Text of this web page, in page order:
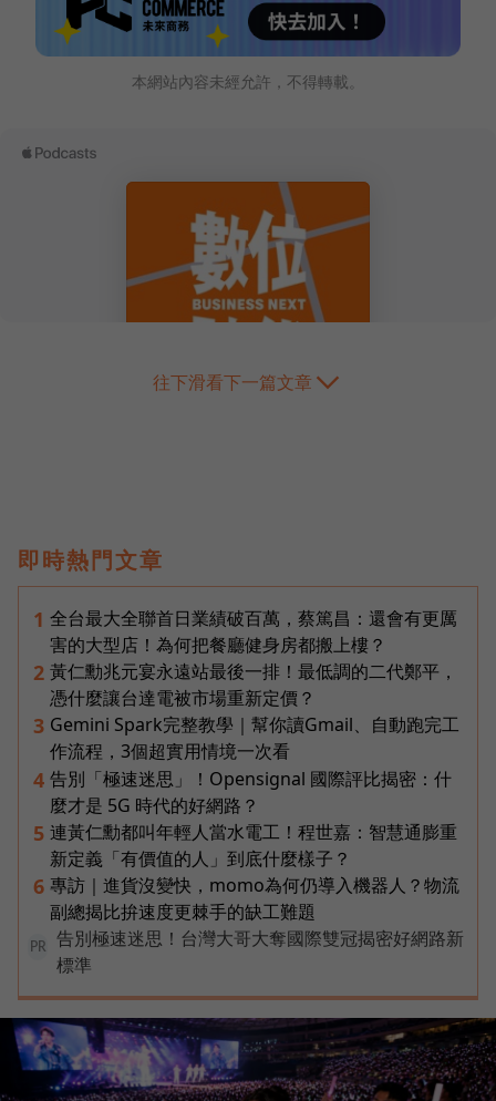
本網站內容未經允許，不得轉載。
往下滑看下一篇文章
即時熱門文章
1 全台最大全聯首日業績破百萬，蔡篤昌：還會有更厲
害的大型店！為何把餐廳健身房都搬上樓？
2 黃仁勳兆元宴永遠站最後一排！最低調的二代鄭平，
憑什麼讓台達電被市場重新定價？
3 Gemini Spark完整教學｜幫你讀Gmail、自動跑完工
作流程，3個超實用情境一次看
4 告別「極速迷思」！Opensignal 國際評比揭密：什
麼才是 5G 時代的好網路？
5 連黃仁勳都叫年輕人當水電工！程世嘉：智慧通膨重
新定義「有價值的人」到底什麼樣子？
6 專訪｜進貨沒變快，momo為何仍導入機器人？物流
副總揭比拚速度更棘手的缺工難題
PR
告別極速迷思！台灣大哥大奪國際雙冠揭密好網路新
標準